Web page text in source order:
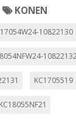
KONEN
10822130
KC1705519
KC18055NF21